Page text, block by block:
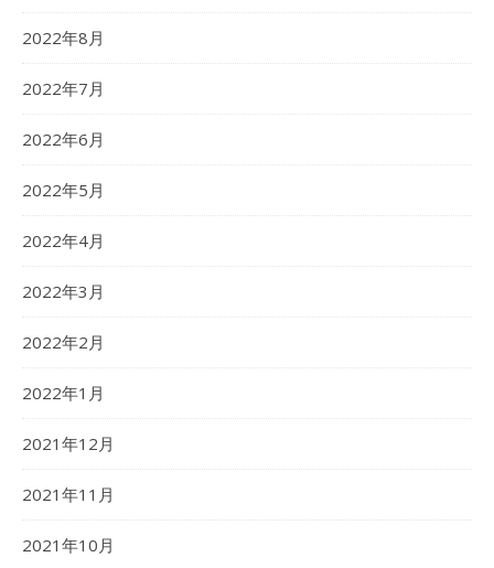
2022年8月
2022年7月
2022年6月
2022年5月
2022年4月
2022年3月
2022年2月
2022年1月
2021年12月
2021年11月
2021年10月